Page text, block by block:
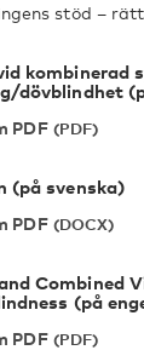
stöd –
kombinerad
dövblindhet
PDF
(på svenska)
PDF
Combined
(på
PDF